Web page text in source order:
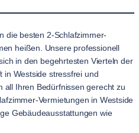
die besten 2-Schlafzimmer-
heißen. Unsere professionell
in den begehrtesten Vierteln der
in Westside stressfrei und
Ihren Bedürfnissen gerecht zu
Vermietungen in Westside
Gebäudeausstattungen wie